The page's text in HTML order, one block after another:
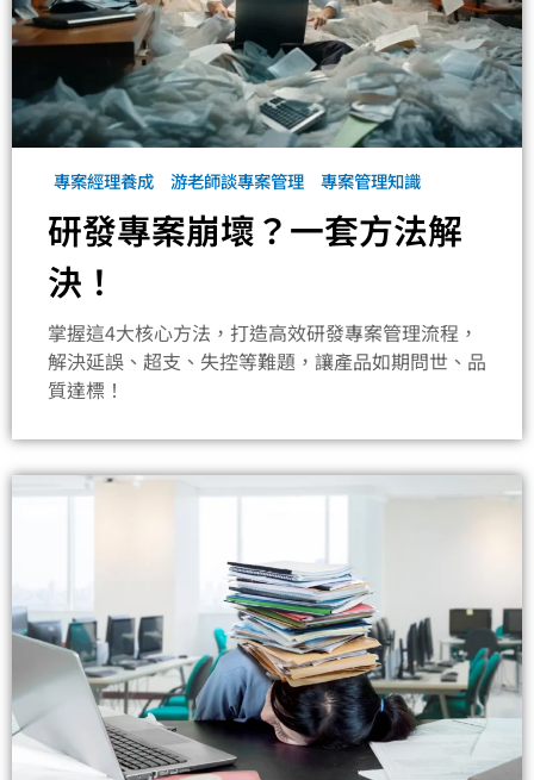
專案經理養成 游老師談專案管理 專案管理知識
研發專案崩壞？一套方法解
決！
掌握這4大核心方法，打造高效研發專案管理流程，
解決延誤、超支、失控等難題，讓產品如期問世、品
質達標！